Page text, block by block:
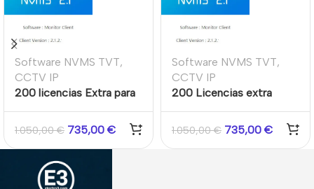
Software NVMS TVT,
CCTV IP
200 licencias Extra para
Software profesional
NVMS 2.1.2 TVT
1.050,00€ 735,00 €
Software NVMS TVT,
CCTV IP
200 Licencias extra
software estándar NVMS
2.1.2 TVT
1.050,00€ 735,00 €